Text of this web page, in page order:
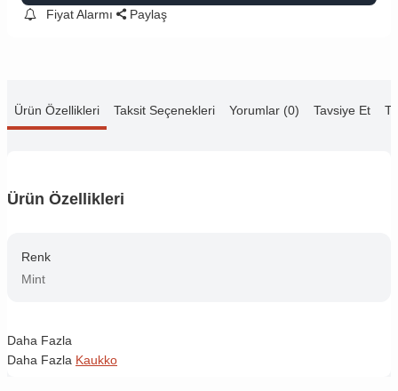
Fiyat Alarmı Paylaş
Ürün Özellikleri Taksit Seçenekleri Yorumlar (0) Tavsiye Et
Ürün Özellikleri
Renk
Mint
Daha Fazla
Daha Fazla Kaukko